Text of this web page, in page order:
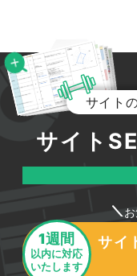
サイト
サイト
1週間
以内に対応
いたします
サイ